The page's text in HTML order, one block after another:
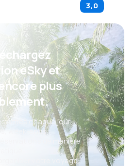
3,0
eSky et
plus
offres chaque jour :
week-ends
de manière
votre voyage,